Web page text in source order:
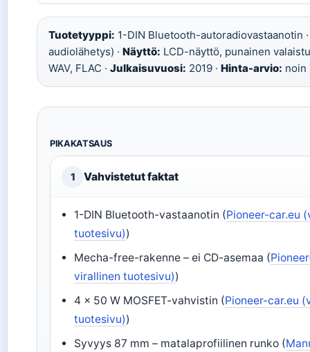
Tuotetyyppi: 1-DIN Bluetooth-autoradiovastaanotin
audiolähetys) · Näyttö: LCD-näyttö, punainen
WAV, FLAC · Julkaisuvuosi: 2019 · Hinta-arvio: noin
PIKAKATSAUS
1 Vahvistetut faktat
1-DIN Bluetooth-vastaanotin (Pioneer-car.eu
tuotesivu))
Mecha-free-rakenne – ei CD-asemaa (
virallinen tuotesivu))
4 × 50 W MOSFET-vahvistin (Pioneer-car.eu
tuotesivu))
Syvyys 87 mm – matalaprofiilinen runko (